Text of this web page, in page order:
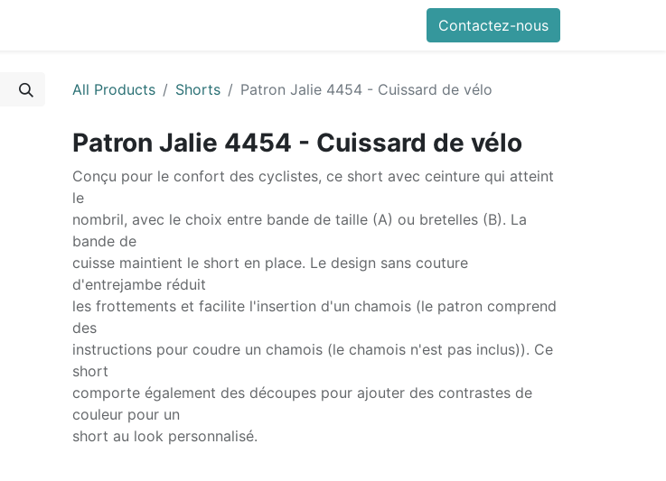
Contactez-nous
All Products Shorts Patron Jalie 4454 - Cuissard de vélo
Patron Jalie 4454 - Cuissard de vélo
Conçu pour le confort des cyclistes, ce short avec ceinture qui atteint
le
nombril, avec le choix entre bande de taille (A) ou bretelles (B). La
bande de
cuisse maintient le short en place. Le design sans couture
d'entrejambe réduit
les frottements et facilite l'insertion d'un chamois (le patron comprend
des
instructions pour coudre un chamois (le chamois n'est pas inclus)). Ce
short
comporte également des découpes pour ajouter des contrastes de
couleur pour un
short au look personnalisé.